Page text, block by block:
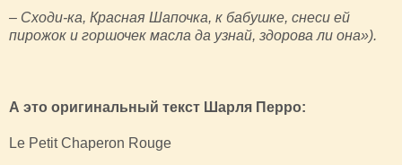
– Сходи-ка, Красная Шапочка, к бабушке, снеси ей
пирожок и горшочек масла да узнай, здорова ли она»).
А это оригинальный текст Шарля Перро:
Le Petit Chaperon Rouge